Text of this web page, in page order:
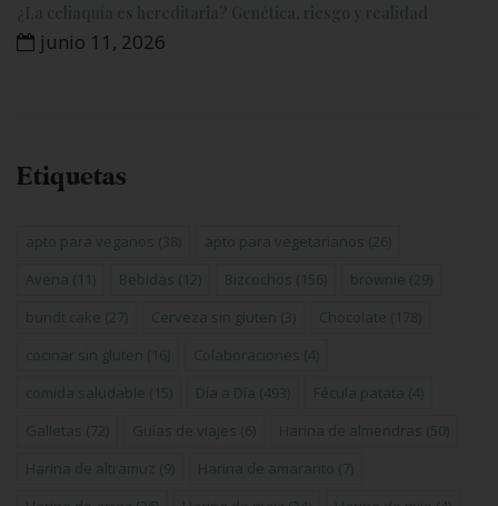
¿La celiaquía es hereditaria? Genética, riesgo y realidad
junio 11, 2026
Etiquetas
apto para veganos (38) apto para vegetarianos (26)
Avena (11) Bebidas (12) Bizcochos (156) brownie (29)
bundt cake (27) Cerveza sin gluten (3) Chocolate (178)
cocinar sin gluten (16) Colaboraciones (4)
comida saludable (15) Día a Día (493) Fécula patata (4)
Galletas (72) Guías de viajes (6) Harina de almendras (50)
Harina de altramuz (9) Harina de amaranto (7)